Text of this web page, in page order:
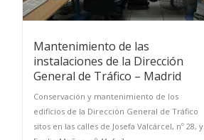
Mantenimiento de las
instalaciones de la Dirección
General de Tráfico – Madrid
Conservación y mantenimiento de los
edificios de la Dirección General de Tráfico
sitos en las calles de Josefa Valcárcel, nº 28, y